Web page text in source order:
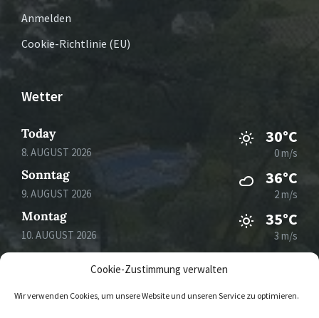
Cookie-Zustimmung verwalten
Wir verwenden Cookies, um unsere Website und unseren Service zu optimieren.
Anmelden
Cookie-Richtlinie (EU)
Wetter
Today
8. AUGUST 2026
30°C
0 m/s
Sonntag
9. AUGUST 2026
36°C
2 m/s
Montag
10. AUGUST 2026
35°C
3 m/s
Dienstag
11. AUGUST 2026